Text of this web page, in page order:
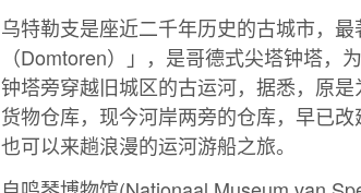
乌特勒支是座近二千年历史的古城市，
（Domtoren）」，是哥德式尖塔钟塔，
钟塔旁穿越旧城区的古运河，据悉，原
货物仓库，现今河岸两旁的仓库，早已
也可以来趟浪漫的运河游船之旅。